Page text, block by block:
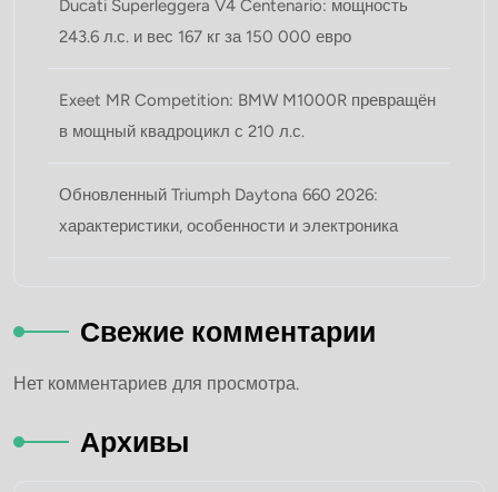
Ducati Superleggera V4 Centenario: мощность
243.6 л.с. и вес 167 кг за 150 000 евро
Exeet MR Competition: BMW M1000R превращён
в мощный квадроцикл с 210 л.с.
Обновленный Triumph Daytona 660 2026:
характеристики, особенности и электроника
Свежие комментарии
Нет комментариев для просмотра.
Архивы